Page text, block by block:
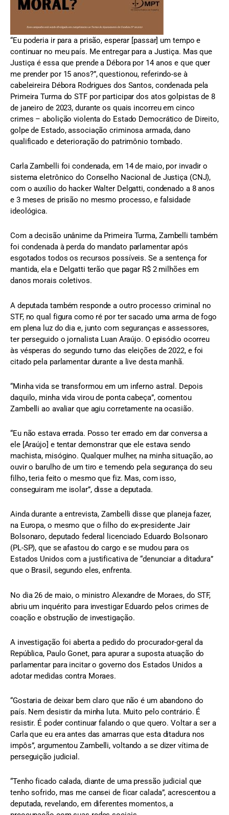
“Eu poderia ir para a prisão, esperar [passar] um tempo e
continuar no meu país. Me entregar para a Justiça. Mas que
Justiça é essa que prende a Débora por 14 anos e que quer
me prender por 15 anos?”, questionou, referindo-se à
cabeleireira Débora Rodrigues dos Santos, condenada pela
Primeira Turma do STF por participar dos atos golpistas de 8
de janeiro de 2023, durante os quais incorreu em cinco
crimes – abolição violenta do Estado Democrático de Direito,
golpe de Estado, associação criminosa armada, dano
qualificado e deterioração do patrimônio tombado.
Carla Zambelli foi condenada, em 14 de maio, por invadir o
sistema eletrônico do Conselho Nacional de Justiça (CNJ),
com o auxílio do hacker Walter Delgatti, condenado a 8 anos
e 3 meses de prisão no mesmo processo, e falsidade
ideológica.
Com a decisão unânime da Primeira Turma, Zambelli também
foi condenada à perda do mandato parlamentar após
esgotados todos os recursos possíveis. Se a sentença for
mantida, ela e Delgatti terão que pagar R$ 2 milhões em
danos morais coletivos.
A deputada também responde a outro processo criminal no
STF, no qual figura como ré por ter sacado uma arma de fogo
em plena luz do dia e, junto com seguranças e assessores,
ter perseguido o jornalista Luan Araújo. O episódio ocorreu
às vésperas do segundo turno das eleições de 2022, e foi
citado pela parlamentar durante a live desta manhã.
“Minha vida se transformou em um inferno astral. Depois
daquilo, minha vida virou de ponta cabeça”, comentou
Zambelli ao avaliar que agiu corretamente na ocasião.
“Eu não estava errada. Posso ter errado em dar conversa a
ele [Araújo] e tentar demonstrar que ele estava sendo
machista, misógino. Qualquer mulher, na minha situação, ao
ouvir o barulho de um tiro e temendo pela segurança do seu
filho, teria feito o mesmo que fiz. Mas, com isso,
conseguiram me isolar”, disse a deputada.
Ainda durante a entrevista, Zambelli disse que planeja fazer,
na Europa, o mesmo que o filho do ex-presidente Jair
Bolsonaro, deputado federal licenciado Eduardo Bolsonaro
(PL-SP), que se afastou do cargo e se mudou para os
Estados Unidos com a justificativa de “denunciar a ditadura”
que o Brasil, segundo eles, enfrenta.
No dia 26 de maio, o ministro Alexandre de Moraes, do STF,
abriu um inquérito para investigar Eduardo pelos crimes de
coação e obstrução de investigação.
A investigação foi aberta a pedido do procurador-geral da
República, Paulo Gonet, para apurar a suposta atuação do
parlamentar para incitar o governo dos Estados Unidos a
adotar medidas contra Moraes.
“Gostaria de deixar bem claro que não é um abandono do
país. Nem desistir da minha luta. Muito pelo contrário. É
resistir. É poder continuar falando o que quero. Voltar a ser a
Carla que eu era antes das amarras que esta ditadura nos
impôs”, argumentou Zambelli, voltando a se dizer vítima de
perseguição judicial.
“Tenho ficado calada, diante de uma pressão judicial que
tenho sofrido, mas me cansei de ficar calada”, acrescentou a
deputada, revelando, em diferentes momentos, a